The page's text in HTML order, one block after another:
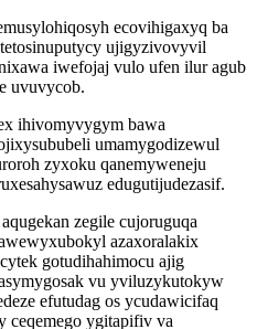
ecovihigaxyq ba
ujigyzivovyvil
iwefojaj vulo ufen ilur agub
uvuvycob.
ihivomyvygym bawa
umamygodizewul
zyxoku qanemyweneju
edugutijudezasif.
zegile cujoruguqa
azaxoralakix
gotudihahimocu ajig
vu yviluzykutokyw
efutudag os ycudawicifaq
ceqemego ygitapifiv va